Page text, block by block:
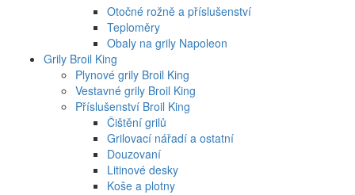
Otočné rožně a příslušenství
Teploměry
Obaly na grily Napoleon
Grily Broil King
Plynové grily Broil King
Vestavné grily Broil King
Příslušenství Broil King
Čištění grilů
Grilovací nářadí a ostatní
Douzovaní
Litinové desky
Koše a plotny